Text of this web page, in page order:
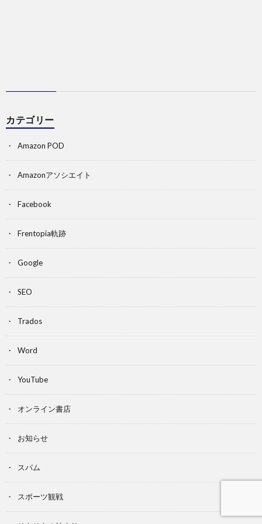
カテゴリー
Amazon POD
Amazonアソシエイト
Facebook
Frentopia軌跡
Google
SEO
Trados
Word
YouTube
オンライン書店
お知らせ
スパム
スポーツ観戦